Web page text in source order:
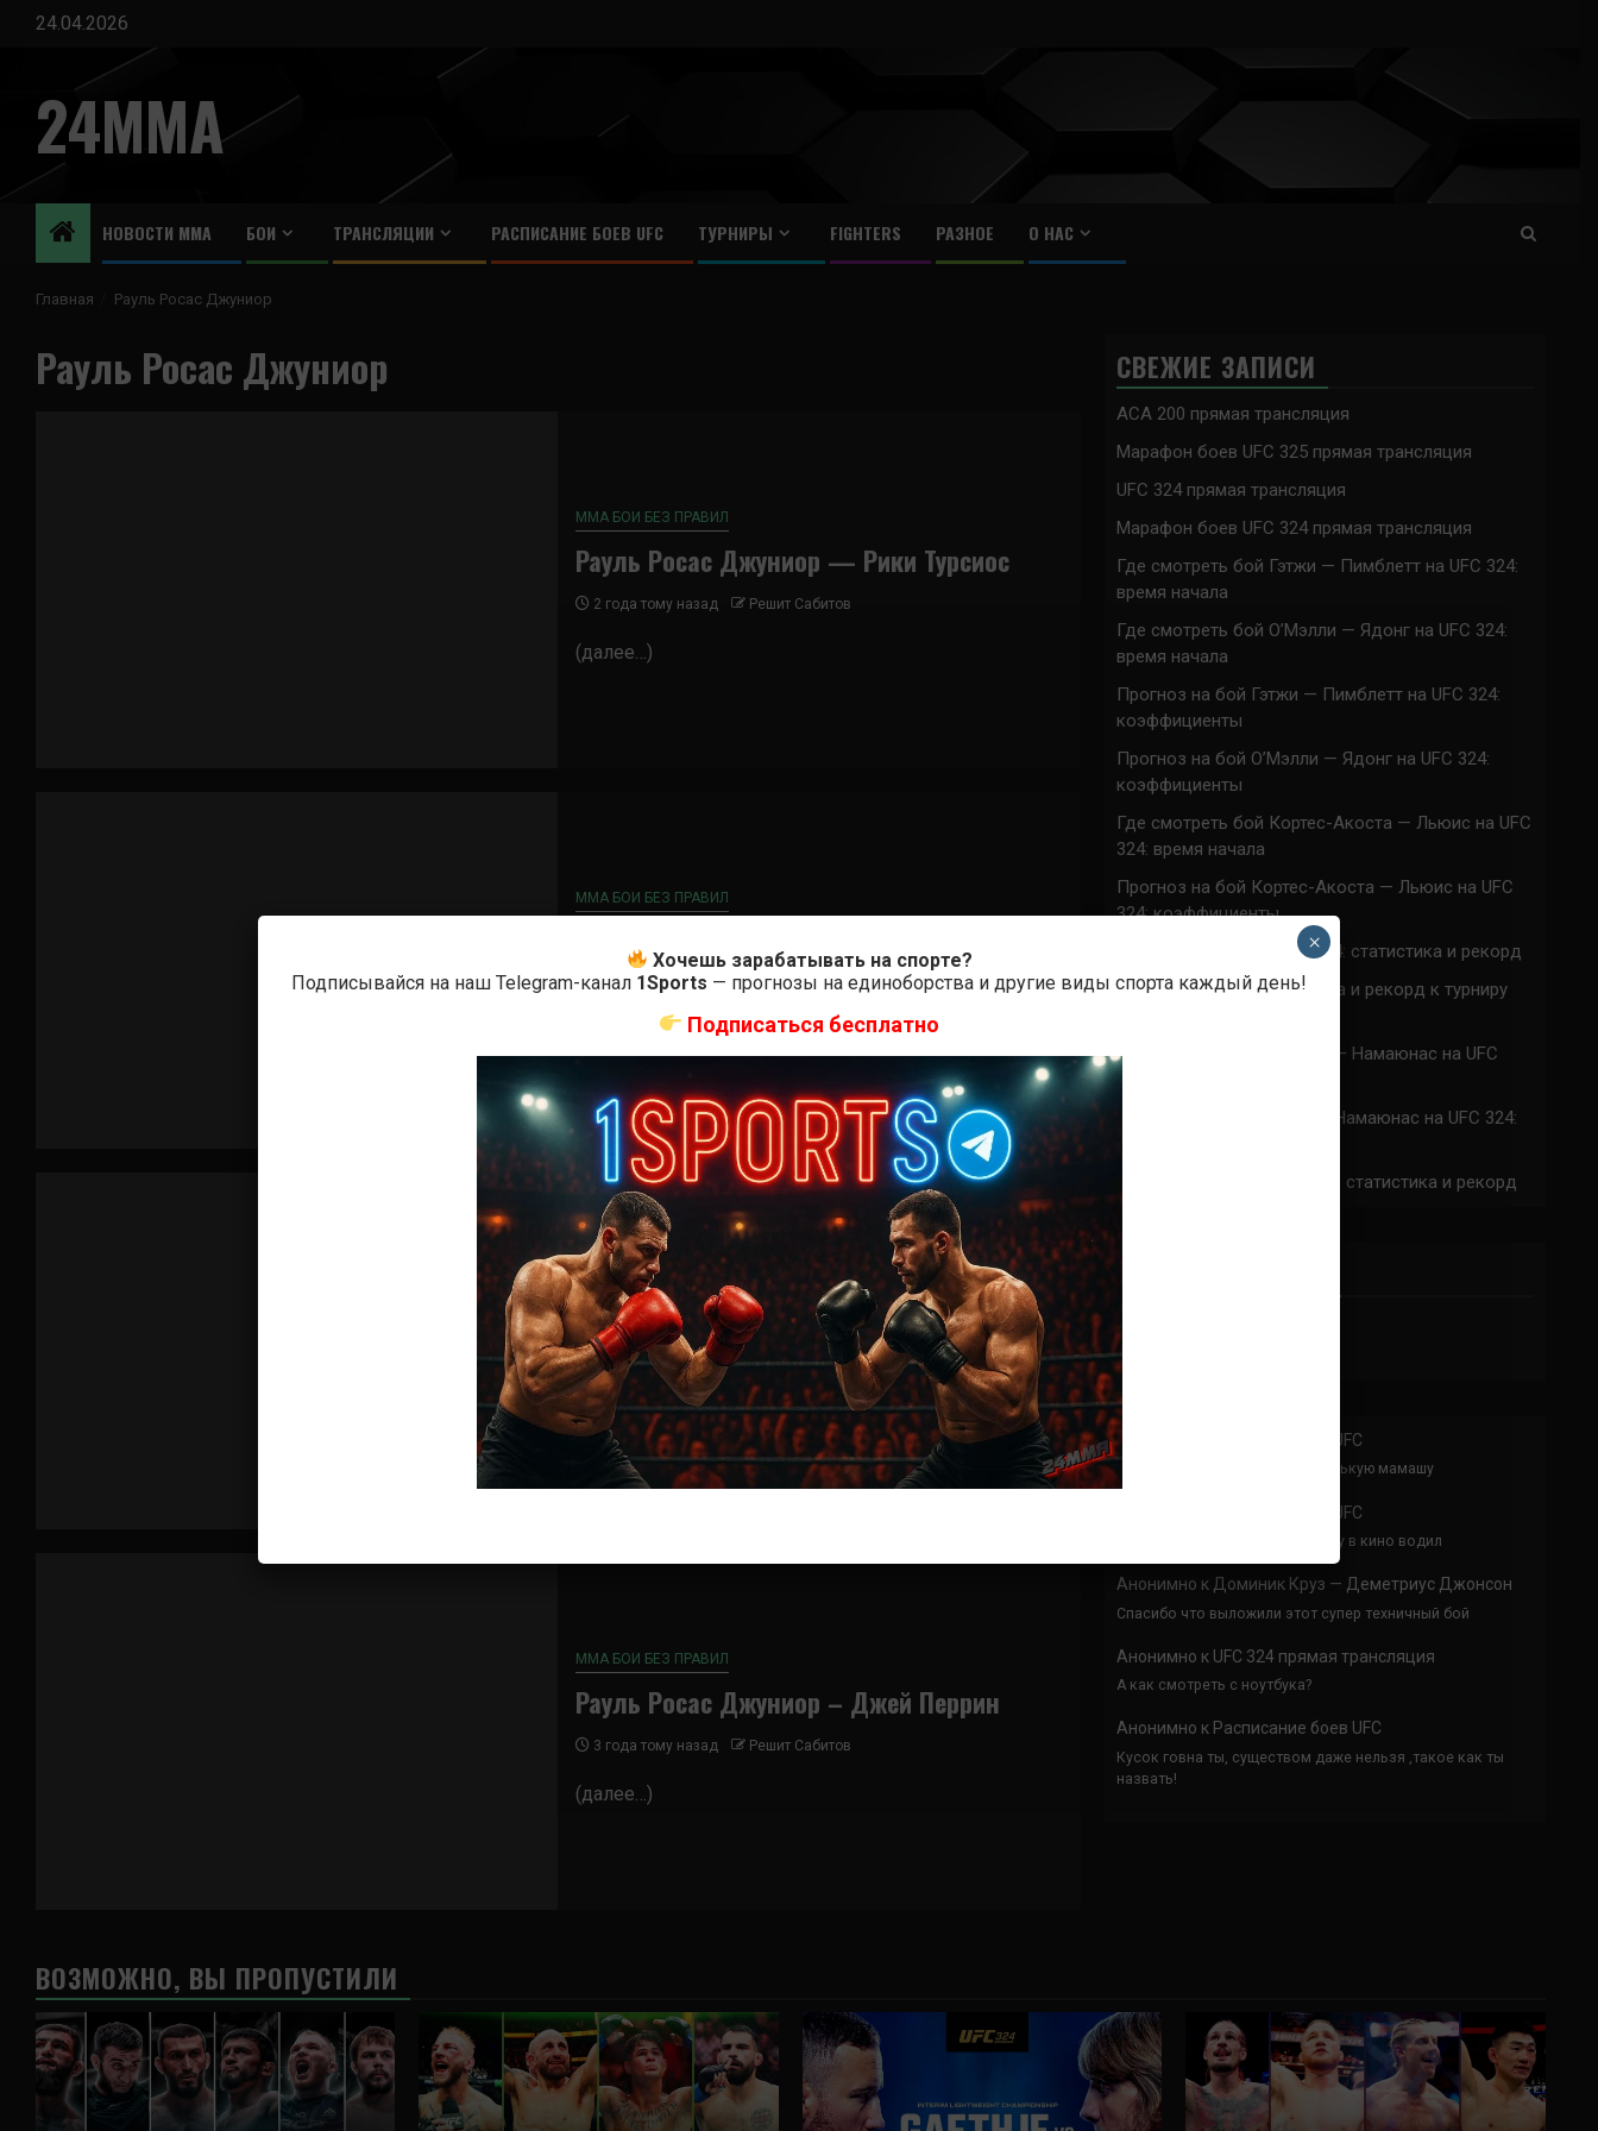
Перейти
содержимому
24.04.2026
24MMA
НОВОСТИ ММА БОИ ТРАНСЛЯЦИИ РАСПИСАНИЕ БОЕВ UFC ТУРНИРЫ FIGHTERS РАЗНОЕ О НАС
Главная Рауль Росас Джуниор
Рауль Росас Джуниор
ММА БОИ БЕЗ ПРАВИЛ
Рауль Росас Джуниор — Рики Турсиос
2 года тому назад Решит Сабитов
(далее…)
ММА БОИ БЕЗ ПРАВИЛ
Рауль Росас Джуниор – Терренс Митчелл
3 года тому назад Решит Сабитов
ММА БОИ БЕЗ ПРАВИЛ
Кристиан Родригес – Рауль Росас
Джуниор
3 года тому назад Решит Сабитов
(далее…)
ММА БОИ БЕЗ ПРАВИЛ
Рауль Росас Джуниор – Джей Перрин
3 года тому назад Решит Сабитов
(далее…)
СВЕЖИЕ ЗАПИСИ
ACA 200 прямая трансляция
Марафон боев UFC 325 прямая трансляция
UFC 324 прямая трансляция
Марафон боев UFC 324 прямая трансляция
Где смотреть бой Гэтжи — Пимблетт на UFC 324:
время начала
Где смотреть бой О’Мэлли — Ядонг на UFC 324:
время начала
Прогноз на бой Гэтжи — Пимблетт на UFC 324:
коэффициенты
Прогноз на бой О’Мэлли — Ядонг на UFC 324:
коэффициенты
Где смотреть бой Кортес-Акоста — Льюис на UFC
324: время начала
Прогноз на бой Кортес-Акоста — Льюис на UFC
324: коэффициенты
Наталья Сильва на UFC 324: статистика и рекорд
Роуз Намаюнас: статистика и рекорд к турниру
Где смотреть бой Сильва — Намаюнас на UFC
324: время начала
Прогноз на бой Сильва — Намаюнас на UFC 324:
Арнольд Аллен на UFC 324: статистика и рекорд
Аноним Расписание боев UFC
По буквам Я ебал твою толстенькую мамашу
Расписание боев UFC
Соси чл.ен немощь, твою мамку в кино водил
Анонимно к Доминик Круз — Деметриус Джонсон
Спасибо что выложили этот супер техничный бой
Анонимно к UFC 324 прямая трансляция
А как смотреть с ноутбука?
Анонимно к Расписание боев UFC
Кусок говна ты, существом даже нельзя ,такое как ты
назвать!
ВОЗМОЖНО, ВЫ ПРОПУСТИЛИ
Хочешь зарабатывать на спорте?
Подписывайся на наш Telegram-канал 1Sports — прогнозы на единоборства и другие виды спорта каждый день!
Подписаться бесплатно
×